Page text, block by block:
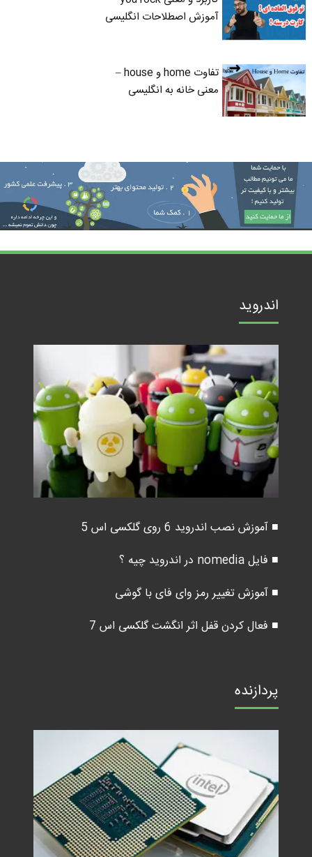
آموزش اصطلاحات انگلیسی
تفاوت home و house –
معنی خانه به انگلیسی
اندروید
■ آموزش نصب اندروید 6 روی گلکسی اس 5
■ فایل nomedia در اندروید چیه ؟
■ آموزش تغییر رمز وای فای با گوشی
■ فعال کردن قفل اثر انگشت گلکسی اس 7
پردازنده